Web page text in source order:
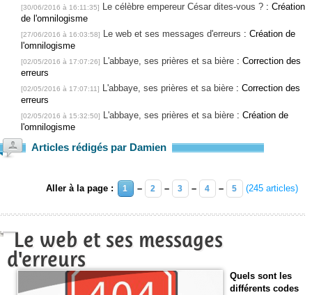
[30/06/2016 à 16:11:35] Le célèbre empereur César dites-vous ? : Création
de l'omnilogisme
[27/06/2016 à 16:03:58] Le web et ses messages d'erreurs : Création de
l'omnilogisme
[02/05/2016 à 17:07:26] L'abbaye, ses prières et sa bière : Correction des
erreurs
[02/05/2016 à 17:07:11] L'abbaye, ses prières et sa bière : Correction des
erreurs
[02/05/2016 à 15:32:50] L'abbaye, ses prières et sa bière : Création de
l'omnilogisme
Articles rédigés par Damien
Aller à la page : 1 – 2 – 3 – 4 – 5 (245 articles)
Le web et ses messages
d'erreurs
Quels sont les
différents codes